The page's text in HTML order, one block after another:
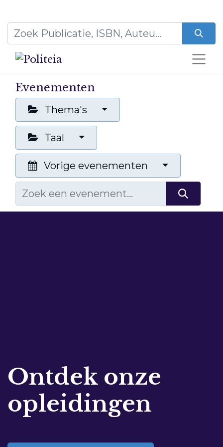
Evenementen
Thema's
Taal
Vorige evenementen
Ontdek onze
opleidingen